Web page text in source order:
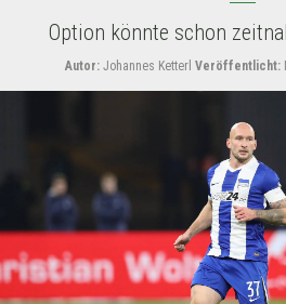
Option könnte schon
Autor:Johannes Ketterl Veröffentlicht: